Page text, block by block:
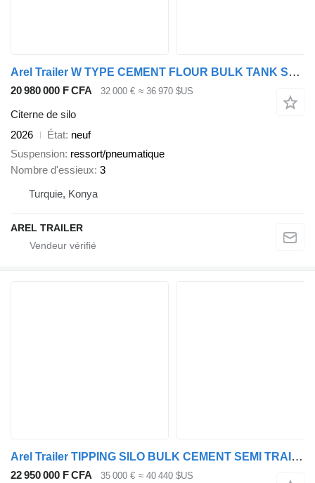
Arel Trailer W TYPE CEMENT FLOUR BULK TANK SEMI TRAILER
20 980 000 F CFA 32 000 € ≈ 36 970 $US
Citerne de silo
2026
État neuf
Suspension ressort/pneumatique
Nombre d'essieux 3
Turquie, Konya
AREL TRAILER
Arel Trailer TIPPING SILO BULK CEMENT SEMI TRAILER CUSTOMIZE
22 950 000 F CFA 35 000 € ≈ 40 440 $US